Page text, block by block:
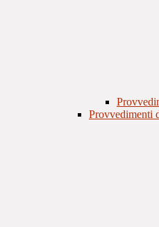
Provvedimenti